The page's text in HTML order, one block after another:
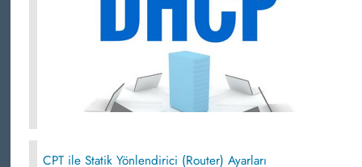
CPT ile Statik Yönlendirici (Router) Ayarları